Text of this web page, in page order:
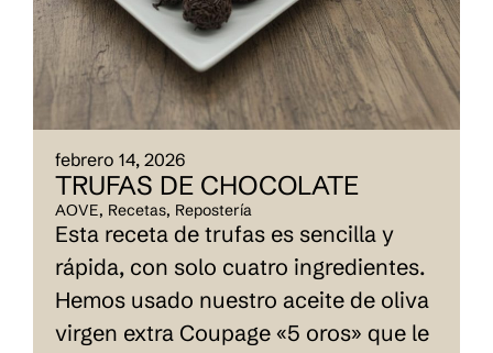
febrero 14, 2026
TRUFAS DE CHOCOLATE
AOVE, Recetas, Repostería
Esta receta de trufas es sencilla y
rápida, con solo cuatro ingredientes.
Hemos usado nuestro aceite de oliva
virgen extra Coupage «5 oros» que le